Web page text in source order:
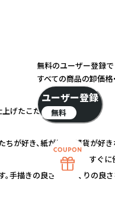
げたこだわりの紙雑貨
が好き、紙が好き、雑貨が好
手描きの良さ・手づくりの
無料のユーザー登録で
すべての商品の卸価格
ユーザー登録
無料
すぐに